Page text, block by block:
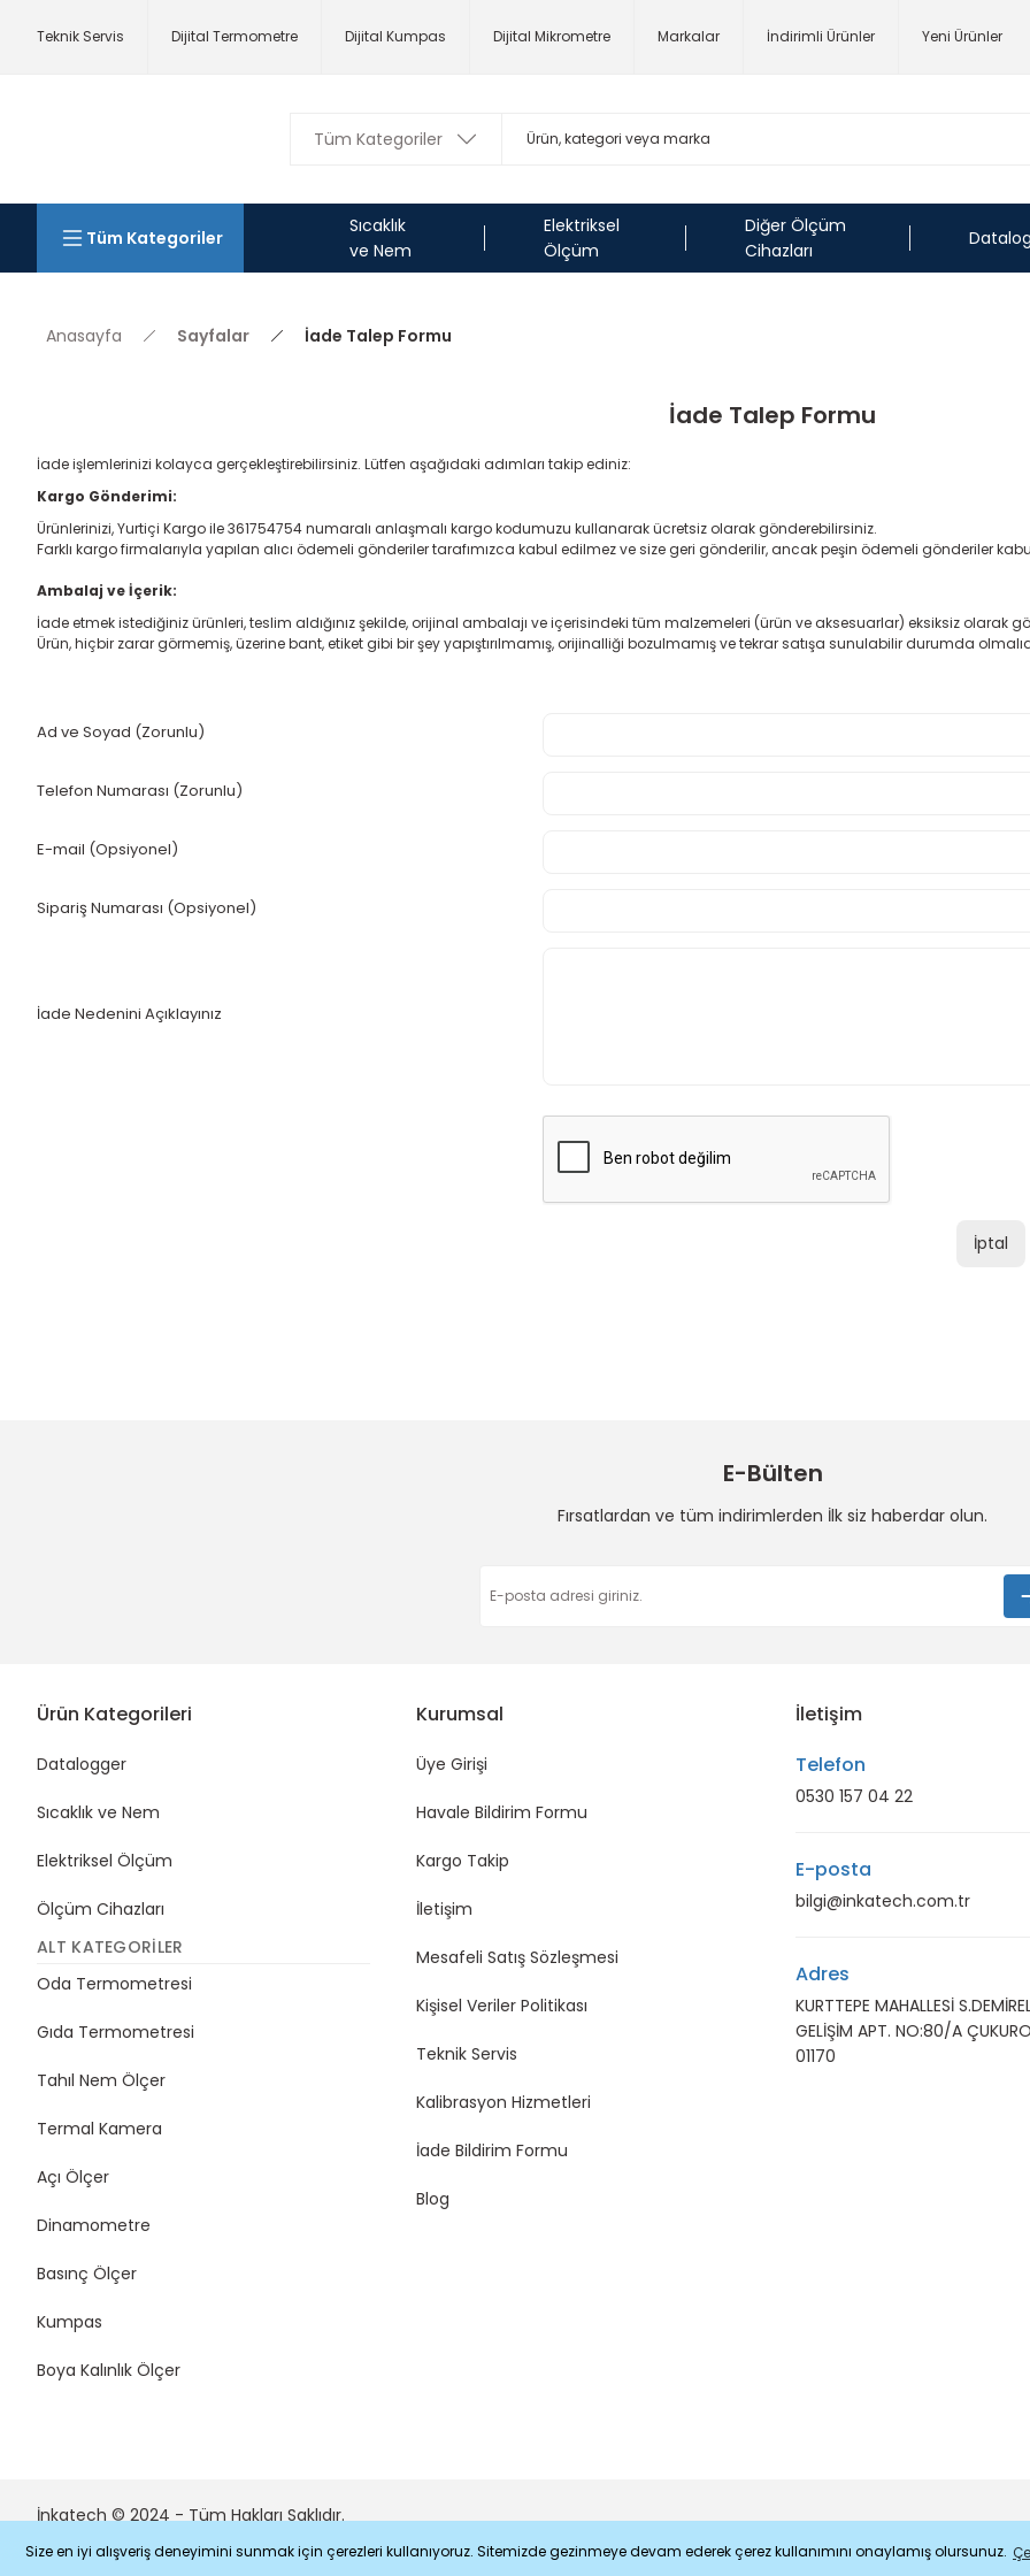
Size en iyi alışveriş deneyimini sunmak için çerezleri kullanıyoruz. Sitemizde gezinmeye devam ederek çerez kullanımını onaylamış olursunuz.
Teknik Servis Dijital Termometre Dijital Kumpas Dijital Mikrometre Markalar İndirimli Ürünler Yeni Ürünler
Tüm Kategoriler
Sıcaklık
ve Nem
Elektriksel
Ölçüm
Diğer Ölçüm
Cihazları
Anasayfa Sayfalar İade Talep Formu
İade Talep Formu
İade işlemlerinizi kolayca gerçekleştirebilirsiniz. Lütfen aşağıdaki adımları takip ediniz:
Kargo Gönderimi:
Ürünlerinizi, Yurtiçi Kargo ile 361754754 numaralı anlaşmalı kargo kodumuzu kullanarak ücretsiz olarak gönderebilirsiniz.
Farklı kargo firmalarıyla yapılan alıcı ödemeli gönderiler tarafımızca kabul edilmez ve size geri gönderilir, ancak peşin ödemeli gönderiler
Ambalaj ve İçerik:
İade etmek istediğiniz ürünleri, teslim aldığınız şekilde, orijinal ambalajı ve içerisindeki tüm malzemeleri (ürün ve aksesuarlar) eksiksiz olarak
Ürün, hiçbir zarar görmemiş, üzerine bant, etiket gibi bir şey yapıştırılmamış, orijinalliği bozulmamış ve tekrar satışa sunulabilir durumda
Ad ve Soyad (Zorunlu)
Telefon Numarası (Zorunlu)
E-mail (Opsiyonel)
Sipariş Numarası (Opsiyonel)
İade Nedenini Açıklayınız
İptal
E-Bülten
Fırsatlardan ve tüm indirimlerden İlk siz haberdar olun.
Ürün Kategorileri
Datalogger
Sıcaklık ve Nem
Elektriksel Ölçüm
Ölçüm Cihazları
ALT KATEGORILER
Oda Termometresi
Gıda Termometresi
Tahıl Nem Ölçer
Termal Kamera
Açı Ölçer
Dinamometre
Basınç Ölçer
Kumpas
Boya Kalınlık Ölçer
Kurumsal
Üye Girişi
Havale Bildirim Formu
Kargo Takip
İletişim
Mesafeli Satış Sözleşmesi
Kişisel Veriler Politikası
Teknik Servis
Kalibrasyon Hizmetleri
İade Bildirim Formu
Blog
İletişim
Telefon
0530 157 04 22
E-posta
bilgi@inkatech.com.tr
Adres
KURTTEPE MAHALLESİ
GELİŞİM APT. NO:80/A
01170
İnkatech © 2024 - Tüm Hakları Saklıdır.